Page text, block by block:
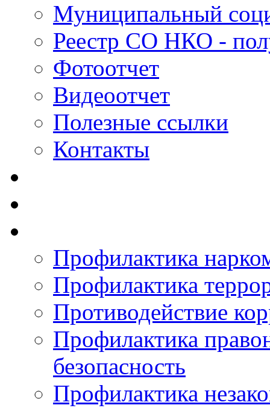
Муниципальный
Реестр СО НКО -
Фотоотчет
Видеоотчет
Полезные ссылки
Контакты
Профилактика
Профилактика
Противодействие
Профилактика
безопасность
Профилактика